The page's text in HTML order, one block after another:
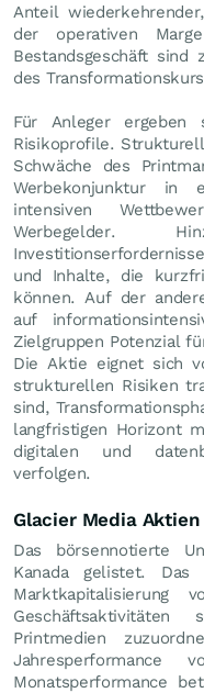
Anteil
der operativen
Bestandsgeschäft
des
Für Anleger ergeben
Risikoprofile.
Schwäche des
Werbekonjunktur in
intensiven
Werbegelder.
und Inhalte, die
können. Auf der
auf
Zielgruppen Potenzial
Die Aktie eignet sich
strukturellen Risiken
sind,
langfristigen Horizont
digitalen und
verfolgen.
Glacier Media
Das börsennotierte
Kanada gelistet.
Marktkapitalisierung
Printmedien
Jahresperformance
Monatsperformance